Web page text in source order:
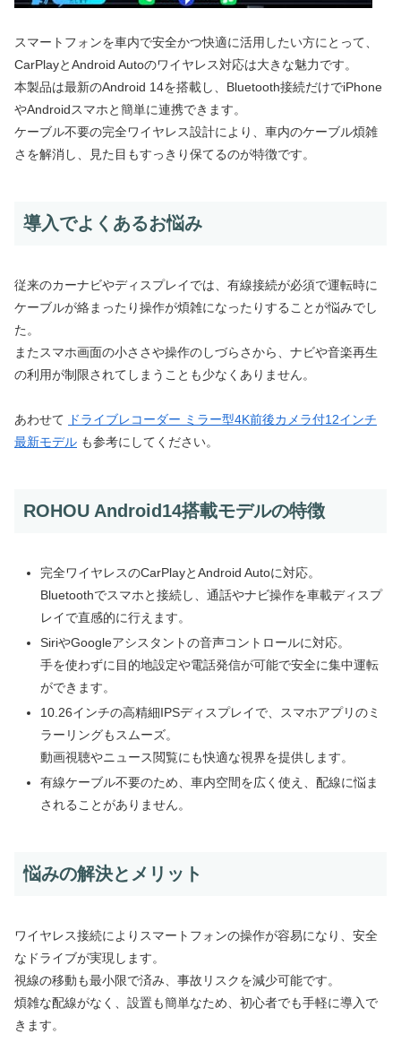
スマートフォンを車内で安全かつ快適に活用したい方にとって、
CarPlayとAndroid Autoのワイヤレス対応は大きな魅力です。
本製品は最新のAndroid 14を搭載し、Bluetooth接続だけでiPhone
やAndroidスマホと簡単に連携できます。
ケーブル不要の完全ワイヤレス設計により、車内のケーブル煩雑
さを解消し、見た目もすっきり保てるのが特徴です。
導入でよくあるお悩み
従来のカーナビやディスプレイでは、有線接続が必須で運転時に
ケーブルが絡まったり操作が煩雑になったりすることが悩みでし
た。
またスマホ画面の小ささや操作のしづらさから、ナビや音楽再生
の利用が制限されてしまうことも少なくありません。
あわせて
ドライブレコーダー ミラー型4K前後カメラ付12インチ
最新モデル も参考にしてください。
ROHOU Android14搭載モデルの特徴
完全ワイヤレスのCarPlayとAndroid Autoに対応。
Bluetoothでスマホと接続し、通話やナビ操作を車載ディスプ
レイで直感的に行えます。
SiriやGoogleアシスタントの音声コントロールに対応。
手を使わずに目的地設定や電話発信が可能で安全に集中運転
ができます。
10.26インチの高精細IPSディスプレイで、スマホアプリのミ
ラーリングもスムーズ。
動画視聴やニュース閲覧にも快適な視界を提供します。
有線ケーブル不要のため、車内空間を広く使え、配線に悩ま
されることがありません。
悩みの解決とメリット
ワイヤレス接続によりスマートフォンの操作が容易になり、安全
なドライブが実現します。
視線の移動も最小限で済み、事故リスクを減少可能です。
煩雑な配線がなく、設置も簡単なため、初心者でも手軽に導入で
きます。